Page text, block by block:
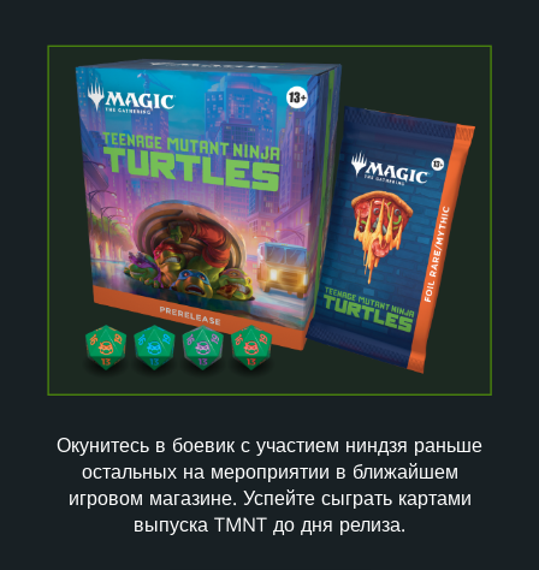
Окунитесь в боевик с участием ниндзя раньше
остальных на мероприятии в ближайшем
игровом магазине. Успейте сыграть картами
выпуска TMNT до дня релиза.